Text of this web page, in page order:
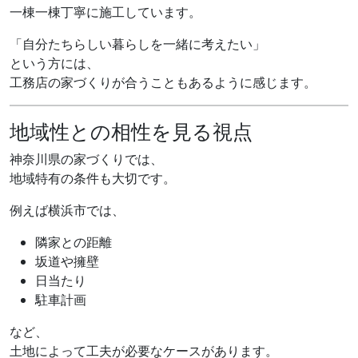
一棟一棟丁寧に施工しています。
「自分たちらしい暮らしを一緒に考えたい」
という方には、
工務店の家づくりが合うこともあるように感じます。
地域性との相性を見る視点
神奈川県の家づくりでは、
地域特有の条件も大切です。
例えば横浜市では、
隣家との距離
坂道や擁壁
日当たり
駐車計画
など、
土地によって工夫が必要なケースがあります。